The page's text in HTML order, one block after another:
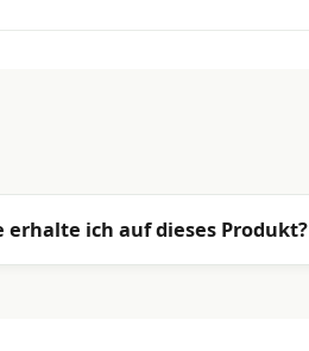
erhalte ich auf dieses Produkt?